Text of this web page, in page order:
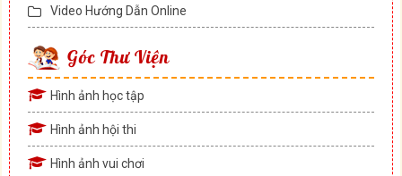
Video Hướng Dẫn Online
Góc Thư Viện
Hình ảnh học tập
Hình ảnh hội thi
Hình ảnh vui chơi